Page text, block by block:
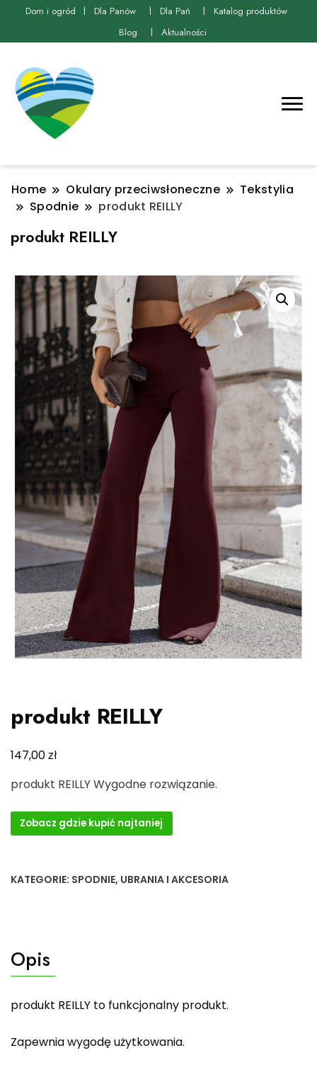
Dom i ogród Dla Panów Dla Pań
Katalog produktów
Blog
Aktualności
Home Okulary przeciwsłoneczne
Tekstylia
Spodnie
produkt REILLY
produkt REILLY
produkt REILLY
147,00zł
produkt REILLY Wygodne rozwiązanie.
Zobacz gdzie kupić najtaniej
KATEGORIE: SPODNIE, UBRANIA I AKCESORIA
Opis
produkt REILLY to funkcjonalny produkt.
Zapewnia wygodę użytkowania.